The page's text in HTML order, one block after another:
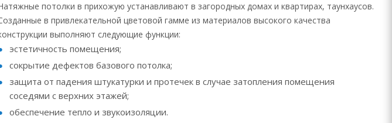
потолки в прихожую устанавливают в загородных домах и квартирах, таунхаусов.
в привлекательной цветовой гамме из материалов высокого качества
выполняют следующие функции:
эстетичность помещения;
сокрытие дефектов базового потолка;
защита от падения штукатурки и протечек в случае затопления помещения
соседями с верхних этажей;
обеспечение тепло и звукоизоляции.